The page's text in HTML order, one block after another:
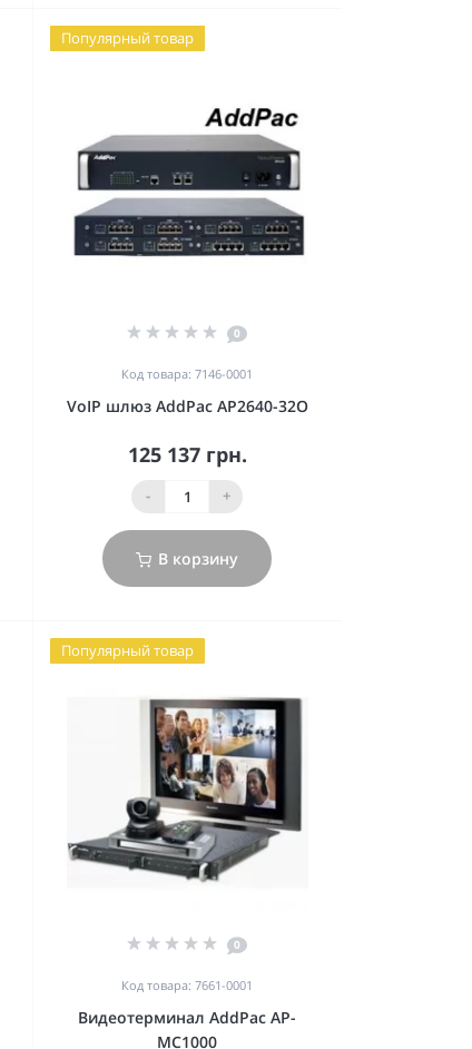
Популярный товар
0
Код товара: 7146-0001
VoIP шлюз AddPac AP2640-32O
125 137 грн.
- +
В корзину
Популярный товар
0
Код товара: 7661-0001
Видеотерминал AddPac AP-
MC1000